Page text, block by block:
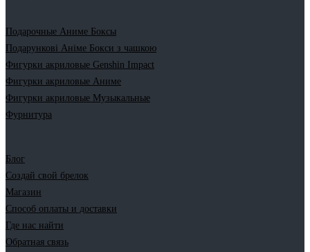
Подарочные Аниме Боксы
Подарункові Аніме Бокси з чашкою
Фигурки акриловые Genshin Impact
Фигурки акриловые Аниме
Фигурки акриловые Музыкальные
Фурнитура
Блог
Создай свой брелок
Магазин
Способ оплаты и доставки
Где нас найти
Обратная связь